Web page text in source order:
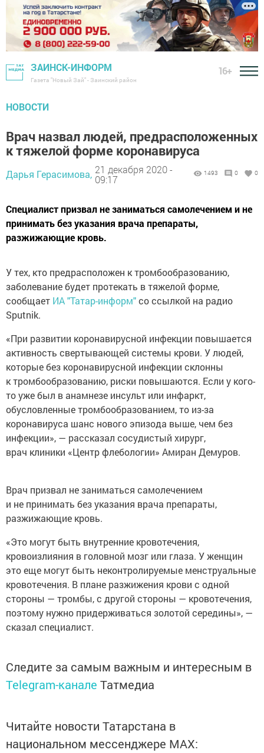
ЗАИНСК-ИНФОРМ
Газета "Новый Зай" - Заинский район
16+
НОВОСТИ
Врач назвал людей, предрасположенных
к тяжелой форме коронавируса
Дарья Герасимова, 21 декабря 2020 -
09:17
1493 0 0
Специалист призвал не заниматься самолечением и не
принимать без указания врача препараты,
разжижающие кровь.
У тех, кто предрасположен к тромбообразованию,
заболевание будет протекать в тяжелой форме,
сообщает ИА "Татар-информ"со ссылкой на радио
Sputnik.
«При развитии коронавирусной инфекции повышается
активность свертывающей системы крови. У людей,
которые без коронавирусной инфекции склонны
к тромбообразованию, риски повышаются. Если у кого-
то уже был в анамнезе инсульт или инфаркт,
обусловленные тромбообразованием, то из-за
коронавируса шанс нового эпизода выше, чем без
инфекции», — рассказал сосудистый хирург,
врач клиники «Центр флебологии» Амиран Демуров.
Врач призвал не заниматься самолечением
и не принимать без указания врача препараты,
разжижающие кровь.
«Это могут быть внутренние кровотечения,
кровоизлияния в головной мозг или глаза. У женщин
это еще могут быть неконтролируемые менструальные
кровотечения. В плане разжижения крови с одной
стороны — тромбы, с другой стороны — кровотечения,
поэтому нужно придерживаться золотой середины», —
сказал специалист.
Следите за самым важным и интересным в
Telegram-канале Татмедиа
Читайте новости Татарстана в
национальном мессенджере MАХ: